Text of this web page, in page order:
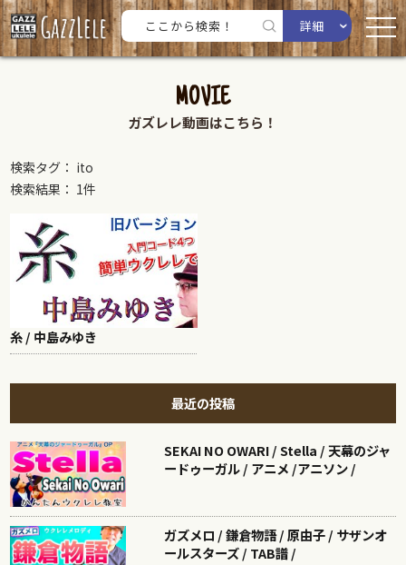
詳細
MOVIE
ガズレレ動画はこちら！
検索タグ： ito
検索結果： 1件
糸 / 中島みゆき
最近の投稿
SEKAI NO OWARI / Stella / 天幕のジャ
ードゥーガル / アニメ /アニソン /
ガズメロ / 鎌倉物語 / 原由子 / サザンオ
ールスターズ / TAB譜 /